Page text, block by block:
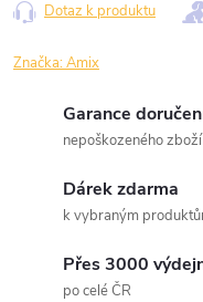
Dotaz k produktu
Značka:Amix
Garance
nepoškozeného zboží
Dárek zdarma
k vybraným
Přes 3000
po celé ČR